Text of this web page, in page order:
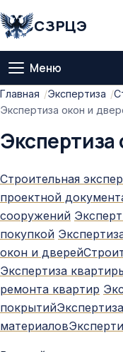
СЗРЦЭ
Меню
Главная
Оценка
Статьи
Главная Экспертиза
Экспертиза окон и
Экспертиза
Строительная
проектной
сооружений
покупкой
окон и дверей
Экспертиза
ремонта квартир
покрытий
материалов